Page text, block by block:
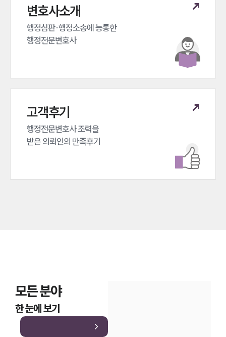
변호사소개
행정심판·행정소송에 능통한
행정전문변호사
고객후기
행정전문변호사 조력을
받은 의뢰인의 만족후기
모든 분야
한 눈에 보기